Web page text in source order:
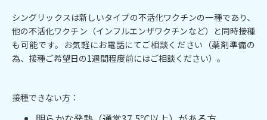
シングリックスは新しいタイプの不活化ワクチンの一種であり、
他の不活化ワクチン（インフルエンザワクチンなど）と同時接種
も可能です。お気軽にお電話にてご相談ください（薬剤準備の
為、接種ご希望日の1週間程度前にはご相談ください）。
接種できない方：